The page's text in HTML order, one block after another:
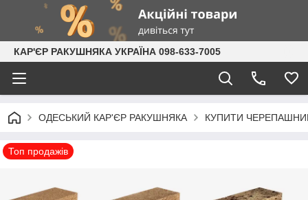
КАР'ЄР РАКУШНЯКА УКРАЇНА 098-633-7005
ОДЕСЬКИЙ КАР'ЄР РАКУШНЯКА КУПИТИ
Топ продажів